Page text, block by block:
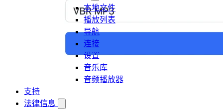
本地文件
播放列表
导航
连接
设置
音乐库
音频播放器
支持
法律信息